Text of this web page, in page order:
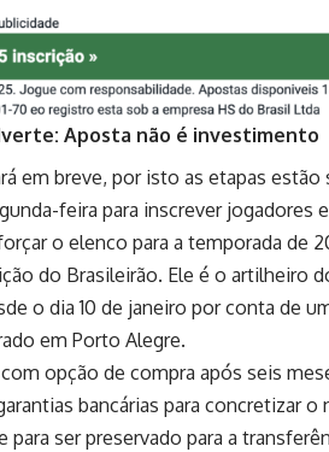
Aposta não é investimento
em breve, por isto as etapas estão
feira para inscrever jogadores
o elenco para a temporada de
do Brasileirão. Ele é o artilheiro
o dia 10 de janeiro por conta de
em Porto Alegre.
opção de compra após seis
bancárias para concretizar
ser preservado para a